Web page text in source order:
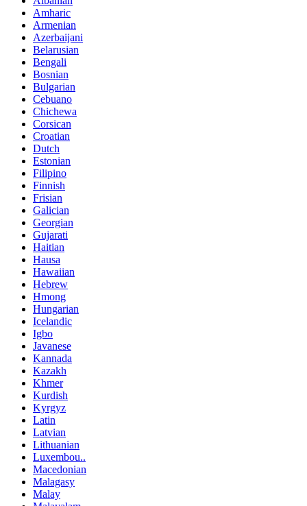
Amharic
Armenian
Azerbaijani
Belarusian
Bengali
Bosnian
Bulgarian
Cebuano
Chichewa
Corsican
Croatian
Dutch
Estonian
Filipino
Finnish
Frisian
Galician
Georgian
Gujarati
Haitian
Hausa
Hawaiian
Hebrew
Hmong
Hungarian
Icelandic
Igbo
Javanese
Kannada
Kazakh
Khmer
Kurdish
Kyrgyz
Latin
Latvian
Lithuanian
Luxembou..
Macedonian
Malagasy
Malay